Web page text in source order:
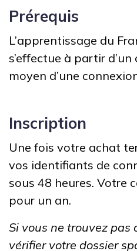
Prérequis
L’apprentissage du
s’effectue à partir
moyen d’une
Inscription
Une fois votre achat
vos identifiants de
sous 48 heures. Votre
pour un an.
Si vous ne trouvez pas
vérifier votre dossier